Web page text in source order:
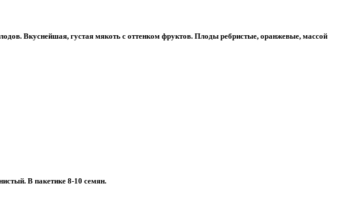
Вкуснейшая, густая мякоть с оттенком фруктов. Плоды ребристые, оранжевые, массой
В пакетике 8-10 семян.